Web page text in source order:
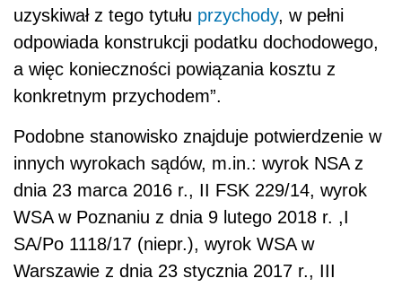
uzyskiwał z tego tytułu przychody, w pełni
odpowiada konstrukcji podatku dochodowego,
a więc konieczności powiązania kosztu z
konkretnym przychodem”.
Podobne stanowisko znajduje potwierdzenie w
innych wyrokach sądów, m.in.: wyrok NSA z
dnia 23 marca 2016 r., II FSK 229/14, wyrok
WSA w Poznaniu z dnia 9 lutego 2018 r. ,I
SA/Po 1118/17 (niepr.), wyrok WSA w
Warszawie z dnia 23 stycznia 2017 r., III